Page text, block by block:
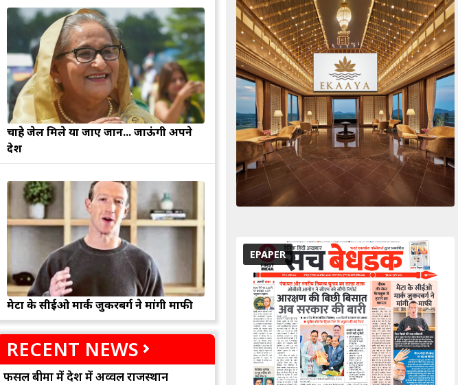
चाहे जेल मिले या जाए जान... जाऊंगी अपने
देश
मेटा के सीईओ मार्क जुकरबर्ग ने मांगी माफी
RECENT NEWS
फसल बीमा में देश में अव्वल राजस्थान
EPAPER